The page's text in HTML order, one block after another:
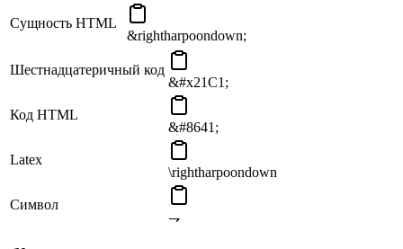
Сущность HTML
&rightharpoondown;
Шестнадцатеричный код
&#x21C1;
Код HTML
&#8641;
Latex
\rightharpoondown
Символ
⇁